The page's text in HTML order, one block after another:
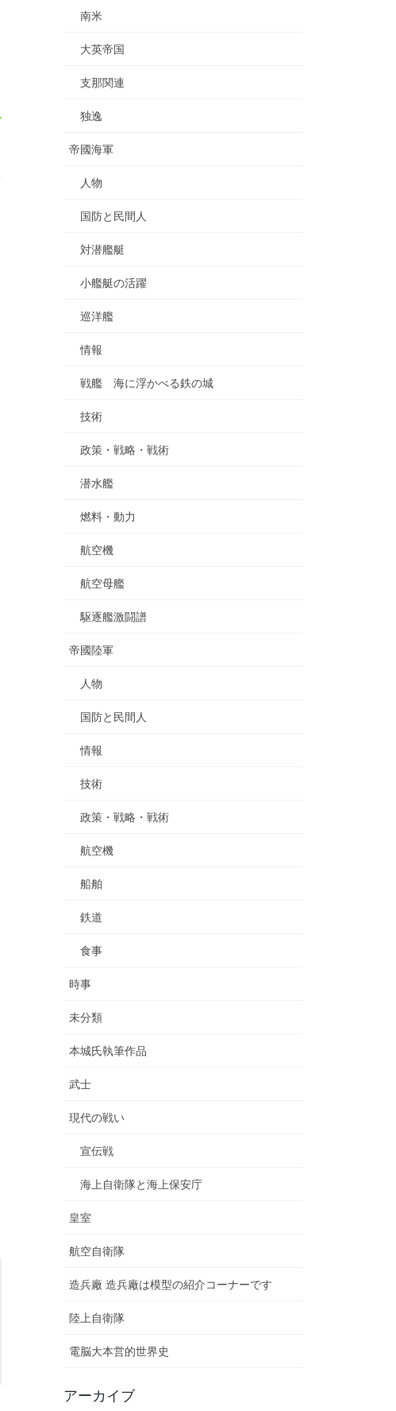
南米
大英帝国
支那関連
独逸
帝國海軍
人物
国防と民間人
対潜艦艇
小艦艇の活躍
巡洋艦
情報
戦艦 海に浮かべる鉄の城
技術
政策・戦略・戦術
潜水艦
燃料・動力
航空機
航空母艦
駆逐艦激闘譜
帝國陸軍
人物
国防と民間人
情報
技術
政策・戦略・戦術
航空機
船舶
鉄道
食事
時事
未分類
本城氏執筆作品
武士
現代の戦い
宣伝戦
海上自衛隊と海上保安庁
皇室
航空自衛隊
造兵廠 造兵廠は模型の紹介コーナーです
陸上自衛隊
電脳大本営的世界史
アーカイブ